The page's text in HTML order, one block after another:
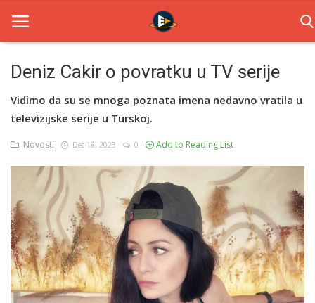
Home
Filmovi
Glumci
Contact
Login
Deniz Cakir o povratku u TV serije
Vidimo da su se mnoga poznata imena nedavno vratila u
televizijske serije u Turskoj.
Novosti Dec 18, 2023 0 Add to Reading List